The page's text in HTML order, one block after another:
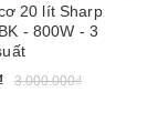
20 lít Sharp
- 800W - 3
3.000.000₫